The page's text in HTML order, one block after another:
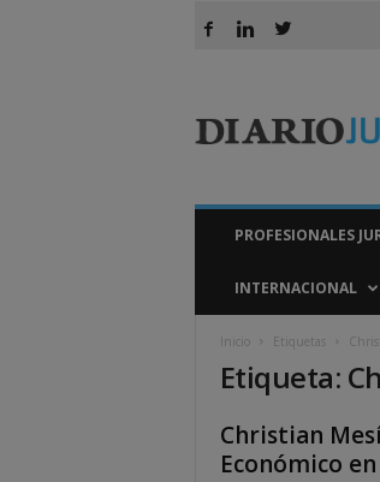
a
r
PROFESIONALES
INTERNACIONAL
Inicio Etiquetas
Etiqueta:
Christian
Económico en